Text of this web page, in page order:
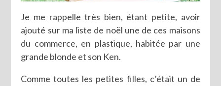
Je me rappelle très bien, étant petite, avoir
ajouté sur ma liste de noël une de ces maisons
du commerce, en plastique, habitée par une
grande blonde et son Ken.
Comme toutes les petites filles, c’était un de